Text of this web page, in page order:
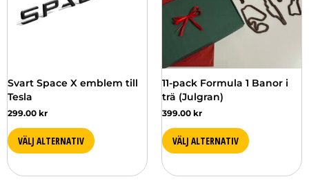
Svart Space X emblem till
Tesla
299.00 kr
VÄLJ ALTERNATIV
11-pack Formula 1 Banor i
trä (Julgran)
399.00 kr
VÄLJ ALTERNATIV